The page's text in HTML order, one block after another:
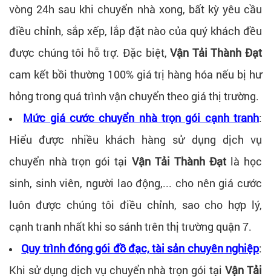
vòng 24h sau khi chuyển nhà xong, bất kỳ yêu cầu
điều chỉnh, sắp xếp, lắp đặt nào của quý khách đều
được chúng tôi hỗ trợ. Đặc biệt,Vận Tải Thành Đạt
cam kết bồi thường 100% giá trị hàng hóa nếu bị hư
hỏng trong quá trình vận chuyển theo giá thị trường.
Mức giá cước chuyển nhà trọn gói cạnh tranh:
Hiểu được nhiều khách hàng sử dụng dịch vụ
chuyển nhà trọn gói tại Vận Tải Thành Đạtlà học
sinh, sinh viên, người lao động,... cho nên giá cước
luôn được chúng tôi điều chỉnh, sao cho hợp lý,
cạnh tranh nhất khi so sánh trên thị trường quận 7.
Quy trình đóng gói đồ đạc, tài sản chuyên nghiệp:
Khi sử dụng dịch vụ chuyển nhà trọn gói tạiVận Tải